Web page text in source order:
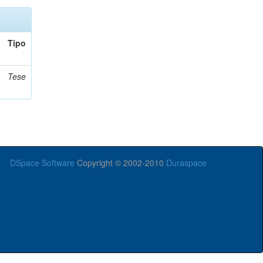
Tipo
Tese
DSpace Software Copyright © 2002-2010 Duraspace